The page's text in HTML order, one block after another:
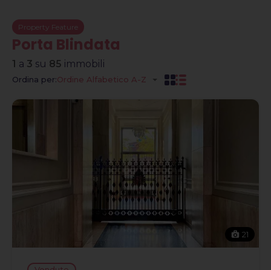
Property Feature
Porta Blindata
1 a 3 su 85 immobili
Ordina per:Ordine Alfabetico A-Z
21